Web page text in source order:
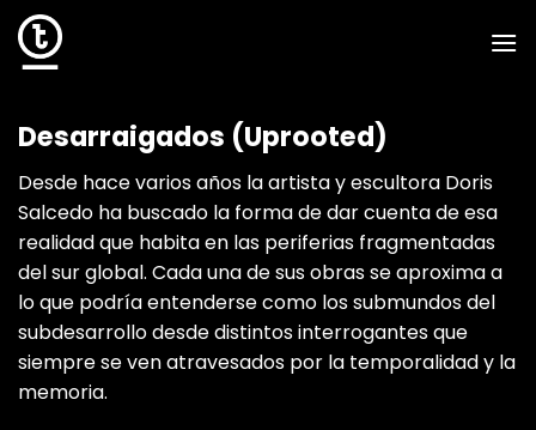
Skip
to
content
Desarraigados (Uprooted)
Desde hace varios años la artista y escultora Doris
Salcedo ha buscado la forma de dar cuenta de esa
realidad que habita en las periferias fragmentadas
del sur global. Cada una de sus obras se aproxima a
lo que podría entenderse como los submundos del
subdesarrollo desde distintos interrogantes que
siempre se ven atravesados por la temporalidad y la
memoria.